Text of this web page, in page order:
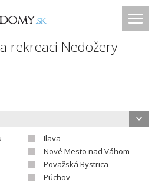
rekreaci Nedožery-
Ilava
Nové Mesto nad Váhom
Považská Bystrica
Púchov